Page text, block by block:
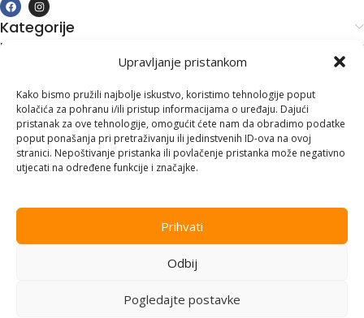
Upravljanje pristankom
Kako bismo pružili najbolje iskustvo, koristimo tehnologije poput
kolačića za pohranu i/ili pristup informacijama o uređaju. Dajući
pristanak za ove tehnologije, omogućit ćete nam da obradimo podatke
poput ponašanja pri pretraživanju ili jedinstvenih ID-ova na ovoj
stranici. Nepoštivanje pristanka ili povlačenje pristanka može negativno
utjecati na određene funkcije i značajke.
Prihvati
Odbij
Pogledajte postavke
Kategorije
Kupovina i podrška
Kontakt informacije
Branilaca Bosne, 75 300 Lukavac
+387 35 555 999
info@pconer.ba
Vision.